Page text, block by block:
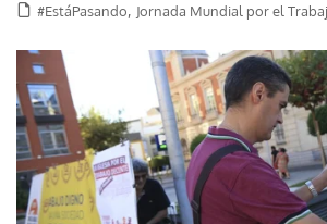
#EstáPasando, Jornada Mundial por el